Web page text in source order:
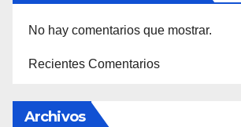
No hay comentarios que mostrar.
Recientes Comentarios
Archivos